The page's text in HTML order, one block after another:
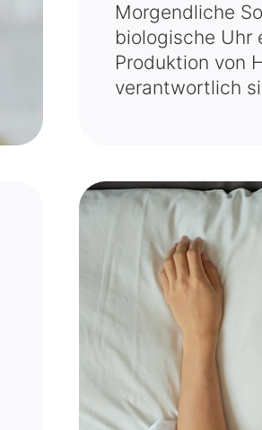
Morgendliche
biologische Uhr
Produktion von
verantwortlich